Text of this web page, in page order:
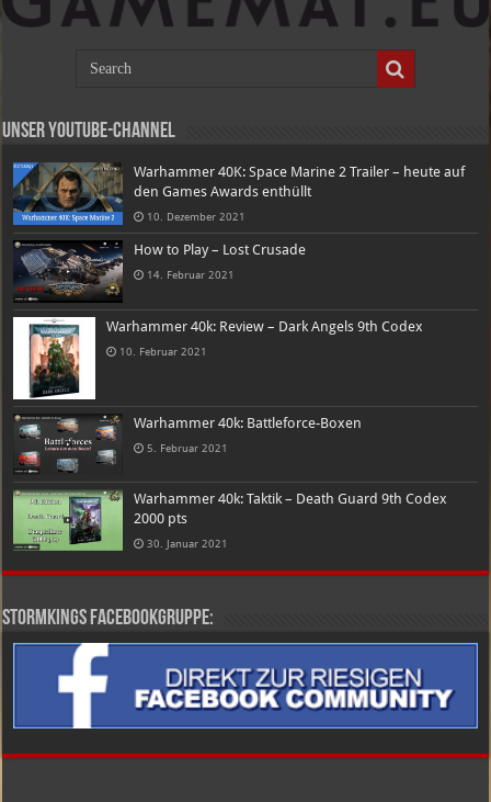
Unser Youtube-Channel
Warhammer 40K: Space Marine 2 Trailer – heute auf
den Games Awards enthüllt
10. Dezember 2021
How to Play – Lost Crusade
14. Februar 2021
Warhammer 40k: Review – Dark Angels 9th Codex
10. Februar 2021
Warhammer 40k: Battleforce-Boxen
5. Februar 2021
Warhammer 40k: Taktik – Death Guard 9th Codex
2000 pts
30. Januar 2021
Stormkings Facebookgruppe: